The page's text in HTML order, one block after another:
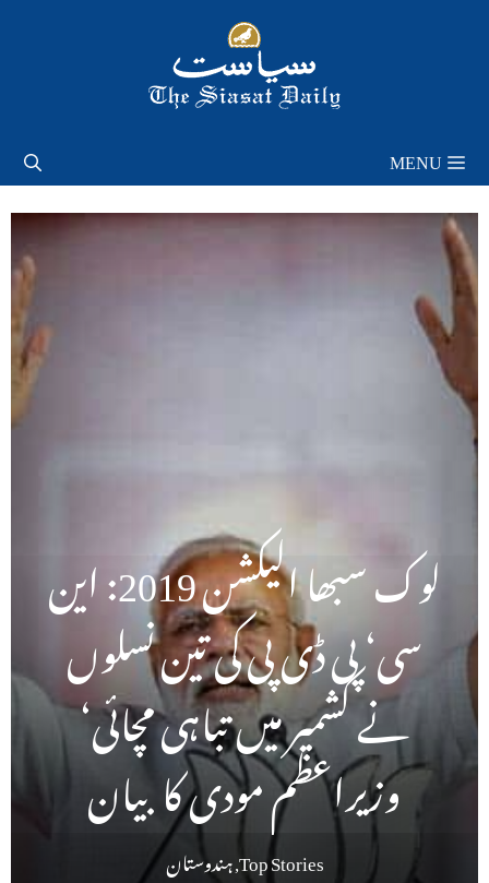
MENU
لوک سبھا الیکشن 2019: این
سی‘ پی ڈی پی کی تین نسلوں
نے کشمیر میں تباہی مچائی‘
وزیراعظم مودی کا بیان
Top Stories
,ہندوستان